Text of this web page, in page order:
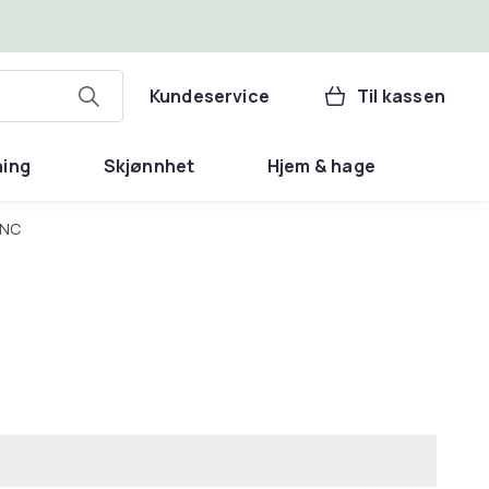
Kundeservice Til kassen
Skjønnhet Hjem & hage